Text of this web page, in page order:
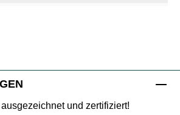
und zertifiziert!